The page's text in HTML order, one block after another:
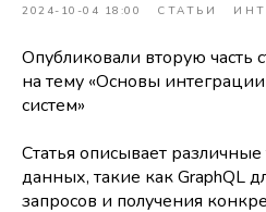
2024-10-04 18:00 СТАТЬИ
Опубликовали вторую часть
на тему «Основы
систем»
Статья описывает
данных, такие как GraphQL
запросов и получения